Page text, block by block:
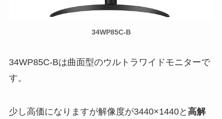
34WP85C-B
34WP85C-Bは曲面型のウルトラワイドモニターで
す。
少し高価になりますが解像度が3440×1440と 高解